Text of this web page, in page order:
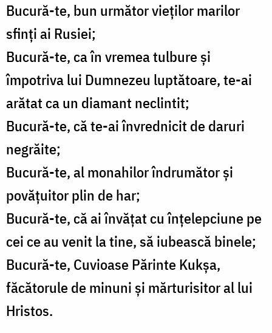
Bucură-te, bun următor vieților marilor
sfinți ai Rusiei;
Bucură-te, ca în vremea tulbure și
împotriva lui Dumnezeu luptătoare, te-ai
arătat ca un diamant neclintit;
Bucură-te, că te-ai învrednicit de daruri
negrăite;
Bucură-te, al monahilor îndrumător și
povățuitor plin de har;
Bucură-te, că ai învățat cu înțelepciune pe
cei ce au venit la tine, să iubească binele;
Bucură-te, Cuvioase Părinte Kukşa,
făcătorule de minuni și mărturisitor al lui
Hristos.